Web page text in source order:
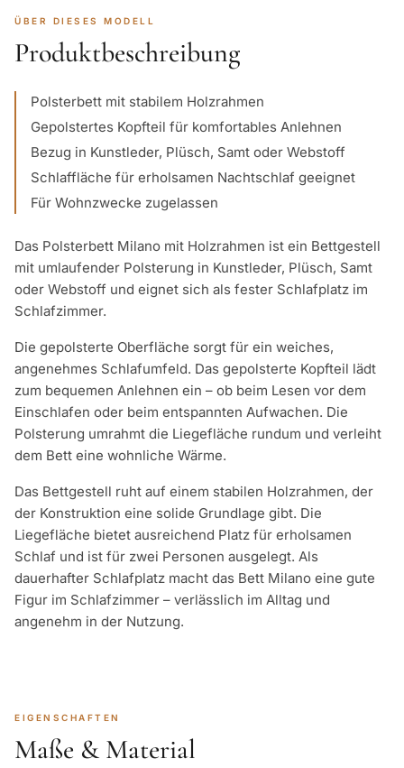
ÜBER DIESES MODELL
Produktbeschreibung
Polsterbett mit stabilem Holzrahmen
Gepolstertes Kopfteil für komfortables Anlehnen
Bezug in Kunstleder, Plüsch, Samt oder Webstoff
Schlaffläche für erholsamen Nachtschlaf geeignet
Für Wohnzwecke zugelassen
Das Polsterbett Milano mit Holzrahmen ist ein Bettgestell
mit umlaufender Polsterung in Kunstleder, Plüsch, Samt
oder Webstoff und eignet sich als fester Schlafplatz im
Schlafzimmer.
Die gepolsterte Oberfläche sorgt für ein weiches,
angenehmes Schlafumfeld. Das gepolsterte Kopfteil lädt
zum bequemen Anlehnen ein – ob beim Lesen vor dem
Einschlafen oder beim entspannten Aufwachen. Die
Polsterung umrahmt die Liegefläche rundum und verleiht
dem Bett eine wohnliche Wärme.
Das Bettgestell ruht auf einem stabilen Holzrahmen, der
der Konstruktion eine solide Grundlage gibt. Die
Liegefläche bietet ausreichend Platz für erholsamen
Schlaf und ist für zwei Personen ausgelegt. Als
dauerhafter Schlafplatz macht das Bett Milano eine gute
Figur im Schlafzimmer – verlässlich im Alltag und
angenehm in der Nutzung.
EIGENSCHAFTEN
Maße & Material